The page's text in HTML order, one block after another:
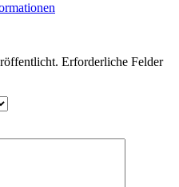
Erforderliche Felder